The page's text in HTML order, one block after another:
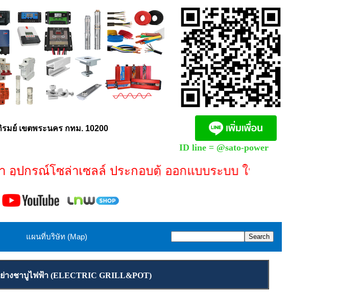
มย์ เขตพระนคร กทม. 10200
ID line = @sato-power
กรณ์โซล่าเซลล์ ประกอบตู้ ออกแบบระบบ ให้คำปรึกษา **
แผนที่บริษัท (Map)
ย่างชาบูไฟฟ้า (ELECTRIC GRILL&POT)